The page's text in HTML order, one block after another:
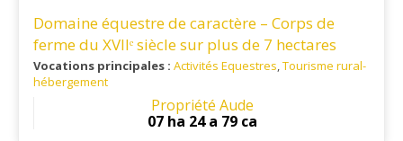
Domaine équestre de caractère – Corps de
ferme du XVIIᵉ siècle sur plus de 7 hectares
secteur Lauragais
Vocations principales : Activités Equestres,Tourisme rural-
hébergement
: Située dans un secteur recherché du
Lauragais audois, cette propriété offre un cadre de vie
paisible et un accès rapide aux principaux pôles du
Propriété Aude
07 ha 24 a 79 ca